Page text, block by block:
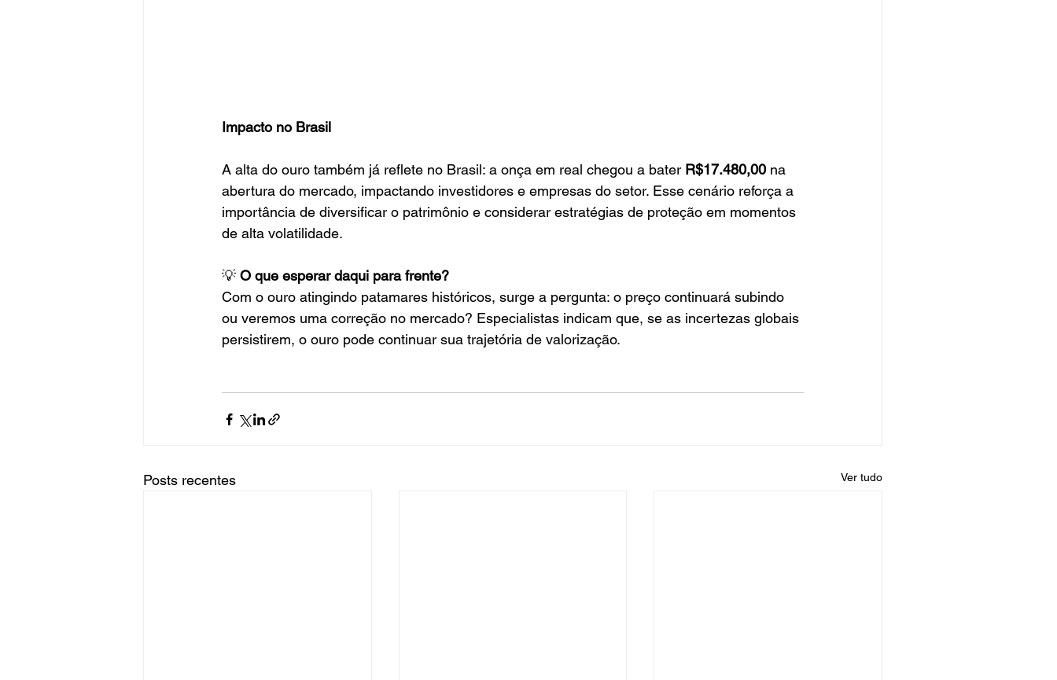
Impacto no Brasil
A alta do ouro também já reflete no Brasil: a onça em real chegou a bater R$17.480,00 na
abertura do mercado, impactando investidores e empresas do setor. Esse cenário reforça a
importância de diversificar o patrimônio e considerar estratégias de proteção em momentos
de alta volatilidade.
💡 O que esperar daqui para frente?
Com o ouro atingindo patamares históricos, surge a pergunta: o preço continuará subindo
ou veremos uma correção no mercado? Especialistas indicam que, se as incertezas globais
persistirem, o ouro pode continuar sua trajetória de valorização.
Posts recentes Ver tudo